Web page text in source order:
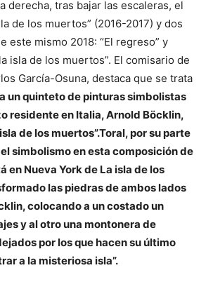
derecha, tras bajar las escaleras, el
de los muertos” (2016-2017) y dos
este mismo 2018: “El regreso” y
isla de los muertos”. El comisario de
García-Osuna, destaca que se trata
un quinteto de pinturas simbolistas
residente en Italia, Arnold Böcklin,
de los muertos”.Toral, por su parte
simbolismo en esta composición de
en Nueva York de La isla de los
las piedras de ambos lados
colocando a un costado un
y al otro una montonera de
por los que hacen su último
a la misteriosa isla”.